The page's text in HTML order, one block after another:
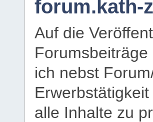
forum.kath-
Auf die
ich nebst
alle Inhalte zu